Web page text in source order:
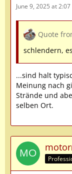
June 9, 2025 at 2:07
Quote
schlendern,
...sind halt
Meinung nach
Strände und
selben Ort.